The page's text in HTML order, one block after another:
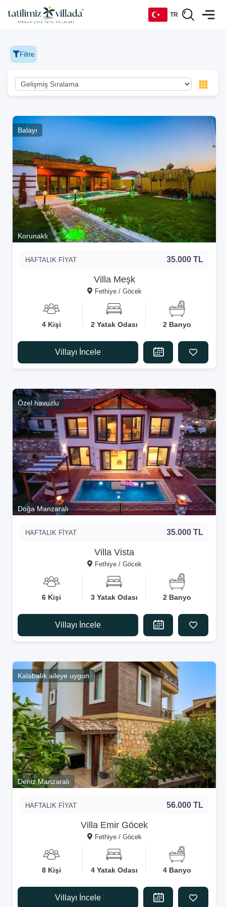
TR
DE
Filtre
Balayı
Korunaklı
Villa Meşk
Fethiye / Göcek
HAFTALIK FİYAT 35.000 TL
4 Kişi 2 Yatak Odası 2 Banyo
Villayı İncele
Özel havuzlu
Doğa Manzaralı
Villa Vista
Fethiye / Göcek
HAFTALIK FİYAT 35.000 TL
6 Kişi 3 Yatak Odası 2 Banyo
Villayı İncele
Kalabalık aileye uygun
Deniz Manzaralı
Villa Emir Göcek
Fethiye / Göcek
HAFTALIK FİYAT 56.000 TL
8 Kişi 4 Yatak Odası 4 Banyo
Villayı İncele